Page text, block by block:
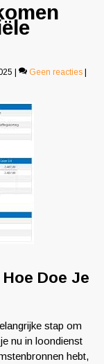
Geen reacties
Doe Je
stap om
nu in loondienst
hebt,